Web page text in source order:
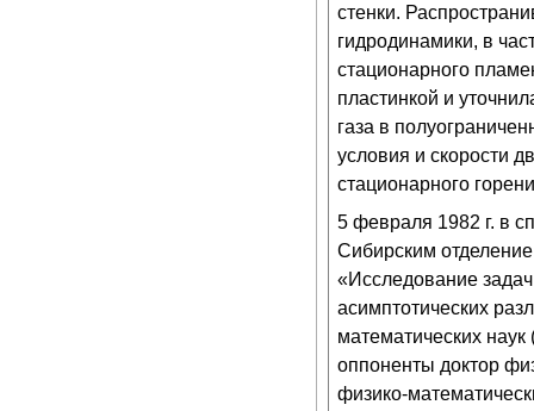
стенки.
гидродинамики, в
стационарного
пластинкой и
газа в
условия и скорости
стационарного
5 февраля 1982 г. в
Сибирским
«Исследование
асимптотических
математических
оппоненты доктор
физико-